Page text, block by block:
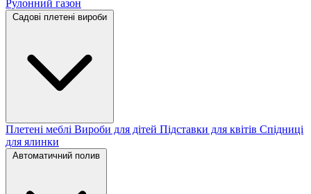
Рулонний газон
Садові плетені вироби
Плетені меблі Вироби для дітей Підставки для квітів Спідниці
для ялинки
Автоматичний полив